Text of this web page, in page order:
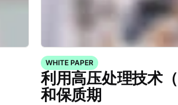
WHITE PAPER
利用高压处理技术
和保质期